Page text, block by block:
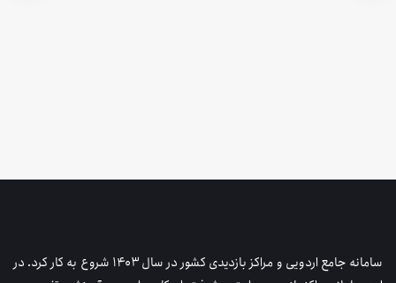
سامانه جامع اردویی و مراکز بازدیدی کشور در سال ۱۴۰۳ شروع به کار کرد. در